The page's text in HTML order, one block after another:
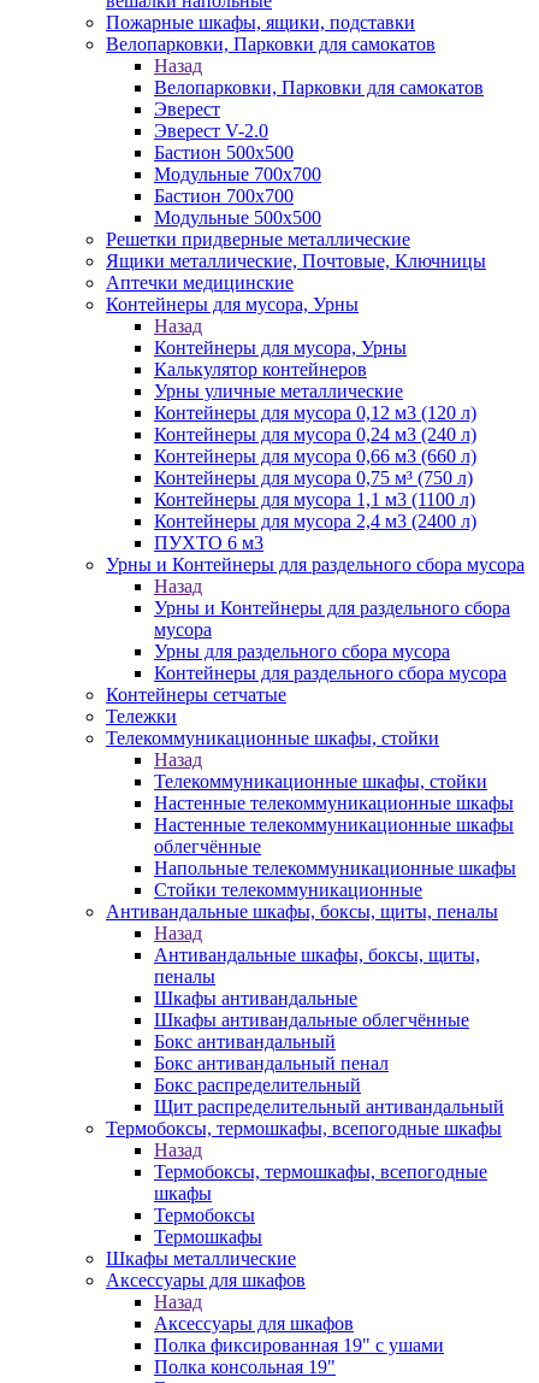
Пожарные шкафы, ящики, подставки
Велопарковки, Парковки для самокатов
Назад
Велопарковки, Парковки для самокатов
Эверест
Эверест V-2.0
Бастион 500х500
Модульные 700х700
Бастион 700х700
Модульные 500х500
Решетки придверные металлические
Ящики металлические, Почтовые, Ключницы
Аптечки медицинские
Контейнеры для мусора, Урны
Назад
Контейнеры для мусора, Урны
Калькулятор контейнеров
Урны уличные металлические
Контейнеры для мусора 0,12 м3 (120 л)
Контейнеры для мусора 0,24 м3 (240 л)
Контейнеры для мусора 0,66 м3 (660 л)
Контейнеры для мусора 0,75 м³ (750 л)
Контейнеры для мусора 1,1 м3 (1100 л)
Контейнеры для мусора 2,4 м3 (2400 л)
ПУХТО 6 м3
Урны и Контейнеры для раздельного сбора мусора
Назад
Урны и Контейнеры для раздельного сбора
мусора
Урны для раздельного сбора мусора
Контейнеры для раздельного сбора мусора
Контейнеры сетчатые
Тележки
Телекоммуникационные шкафы, стойки
Назад
Телекоммуникационные шкафы, стойки
Настенные телекоммуникационные шкафы
Настенные телекоммуникационные шкафы
облегчённые
Напольные телекоммуникационные шкафы
Стойки телекоммуникационные
Антивандальные шкафы, боксы, щиты, пеналы
Назад
Антивандальные шкафы, боксы, щиты,
пеналы
Шкафы антивандальные
Шкафы антивандальные облегчённые
Бокс антивандальный
Бокс антивандальный пенал
Бокс распределительный
Щит распределительный антивандальный
Термобоксы, термошкафы, всепогодные шкафы
Назад
Термобоксы, термошкафы, всепогодные
шкафы
Термобоксы
Термошкафы
Шкафы металлические
Аксессуары для шкафов
Назад
Аксессуары для шкафов
Полка фиксированная 19" с ушами
Полка консольная 19"